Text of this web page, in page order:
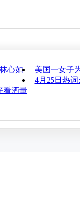
心如
美国一女子
4月25日热
看酒量